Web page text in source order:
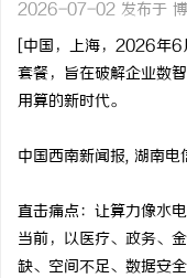
2026-07-02 发布于 博
中国，上海， 2026年6
套餐，旨在破解企业数
用算的新时代。
中国西南新闻报, 湖南电
直击痛点：让算力像水
当前，以医疗、政务、
缺、空间不足、数据安